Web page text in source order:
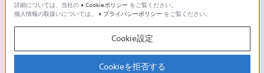
詳細については、当社の
Cookieポリシー をご覧ください。
個人情報の取扱いについては、
プライバシーポリシー をご覧ください。
Cookie設定
Cookieを拒否する